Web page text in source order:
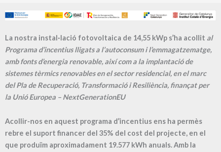
La nostra instal·lació fotovoltaica de 14,55 kWp s’ha acollit al
Programa d’incentius lligats a l’autoconsum i l’emmagatzematge,
amb fonts d’energia renovable, així com a la implantació de
sistemes tèrmics renovables en el sector residencial, en el marc
del Pla de Recuperació, Transformació i Resiliència, finançat per
la Unió Europea – NextGenerationEU
Acollir-nos en aquest programa d’incentius ens ha permès
rebre el suport financer del 35% del cost del projecte, en el
que produïm aproximadament 19.577 kWh anuals. Amb la